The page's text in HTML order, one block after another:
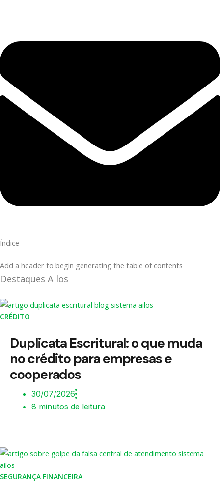
Índice
Add a header to begin generating the table of contents
Destaques Ailos
CRÉDITO
Duplicata Escritural: o que muda
no crédito para empresas e
cooperados
30/07/2026
8 minutos de leitura
SEGURANÇA FINANCEIRA